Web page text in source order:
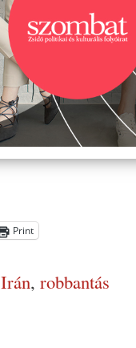
Print
Irán, robbantás